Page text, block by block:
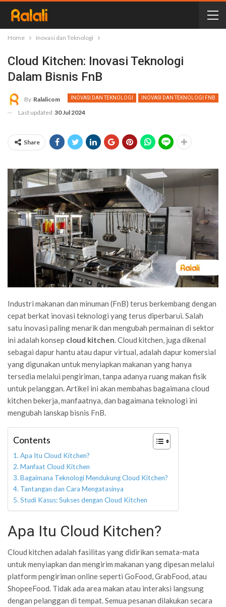
Home Inovasi dan Teknologi
Cloud Kitchen: Inovasi Teknologi
Dalam Bisnis FnB
INOVASI DAN TEKNOLOGI INOVASI DAN TEKNOLOGI FNB
By Ralalicom
Last updated 30 Jul 2024
Share
Industri makanan dan minuman (FnB) terus berkembang dengan
cepat berkat inovasi teknologi yang terus diperbarui. Salah
satu inovasi paling menarik dan mengubah permainan di sektor
ini adalah konsep cloud kitchen. Cloud kitchen, juga dikenal
sebagai dapur hantu atau dapur virtual, adalah dapur komersial
yang digunakan untuk menyiapkan makanan yang hanya
tersedia melalui pengiriman, tanpa adanya ruang makan fisik
untuk pelanggan. Artikel ini akan membahas bagaimana cloud
kitchen bekerja, manfaatnya, dan bagaimana teknologi ini
mengubah lanskap bisnis FnB.
Contents
Apa Itu Cloud Kitchen?
Manfaat Cloud Kitchen
Bagaimana Teknologi Mendukung Cloud Kitchen?
Tantangan dan Cara Mengatasinya
Studi Kasus: Sukses dengan Cloud Kitchen
Apa Itu Cloud Kitchen?
Cloud kitchen adalah fasilitas yang didirikan semata-mata
untuk menyiapkan dan mengirim makanan yang dipesan melalui
platform pengiriman online seperti GoFood, GrabFood, atau
ShopeeFood. Tidak ada area makan atau interaksi langsung
dengan pelanggan di tempat. Semua pesanan dilakukan secara